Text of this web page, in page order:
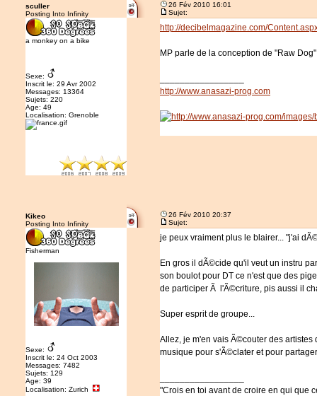
sculler
Posting Into Infinity
a monkey on a bike
Sexe:
Inscrit le: 29 Avr 2002
Messages: 13364
Sujets: 220
Age: 49
Localisation: Grenoble
26 Fév 2010 16:01
Sujet:
http://decibelmagazine.com/
MP parle de la conception de "Raw
http://www.anasazi-prog.com
Kikeo
Posting Into Infinity
Fisherman
Sexe:
Inscrit le: 24 Oct 2003
Messages: 7482
Sujets: 129
Age: 39
Localisation: Zurich
26 Fév 2010 20:37
Sujet:
je peux vraiment plus le blairer... "j'ai
En gros il dÃ©cide qu'il veut un instru
son boulot pour DT ce n'est que des
de participer Ã l'Ã©criture, pis aussi il
Super esprit de groupe...
Allez, je m'en vais Ã©couter des
musique pour s'Ã©clater et pour
"Crois en toi avant de croire en qui que